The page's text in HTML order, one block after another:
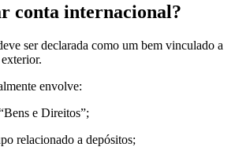
conta internacional?
ser declarada como um bem vinculado a
envolve:
e Direitos”;
relacionado a depósitos;